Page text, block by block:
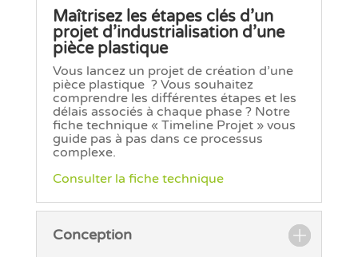
Maîtrisez les étapes clés d’un
projet d’industrialisation d’une
pièce plastique
Vous lancez un projet de création d’une
pièce plastique ? Vous souhaitez
comprendre les différentes étapes et les
délais associés à chaque phase ? Notre
fiche technique « Timeline Projet » vous
guide pas à pas dans ce processus
complexe.
Consulter la fiche technique
Conception